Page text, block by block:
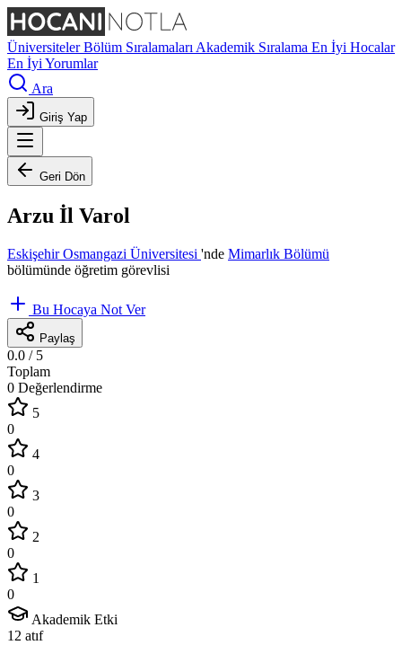
ÜniversitelerBölüm Sıralamaları Akademik Sıralama En İyi Hocalar
En İyi Yorumlar
Ara
Giriş Yap
Geri Dön
Arzu İl Varol
Eskişehir Osmangazi Üniversitesi 'nde Mimarlık Bölümü
bölümünde öğretim görevlisi
Bu Hocaya Not Ver
Paylaş
0.0 / 5
Toplam
0 Değerlendirme
5
0
4
0
3
0
2
0
1
0
Akademik Etki
12 atıf